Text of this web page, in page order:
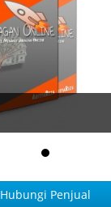
Hubungi Penjual